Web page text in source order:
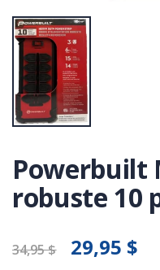
Powerbuilt
robuste 10
34,95 $ 29,95 $